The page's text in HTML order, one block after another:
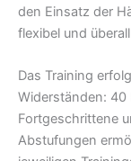
den Einsatz der
flexibel und
Das Training
Widerständen: 40
Fortgeschrittene
Abstufungen